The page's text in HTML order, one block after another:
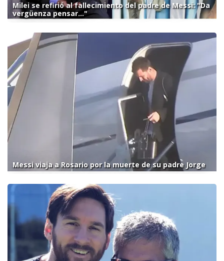
Milei se refirió al fallecimiento del padre de Messi: "Da
vergüenza pensar..."
Messi viaja a Rosario por la muerte de su padre Jorge